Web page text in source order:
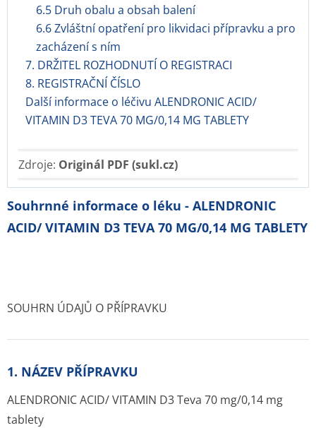
6.5 Druh obalu a obsah balení
6.6 Zvláštní opatření pro likvidaci přípravku a pro
zacházení s ním
7. DRŽITEL ROZHODNUTÍ O REGISTRACI
8. REGISTRAČNÍ ČÍSLO
Další informace o léčivu ALENDRONIC ACID/
VITAMIN D3 TEVA 70 MG/0,14 MG TABLETY
Zdroje: Originál PDF (sukl.cz)
Souhrnné informace o léku - ALENDRONIC
ACID/ VITAMIN D3 TEVA 70 MG/0,14 MG TABLETY
SOUHRN ÚDAJŮ O PŘÍPRAVKU
1. NÁZEV PŘÍPRAVKU
ALENDRONIC ACID/ VITAMIN D3 Teva 70 mg/0,14 mg
tablety